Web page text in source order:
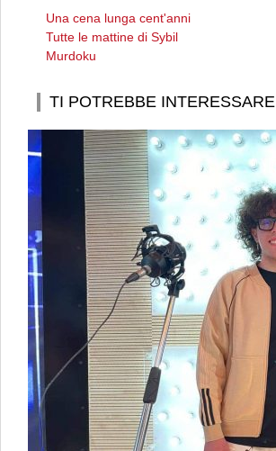
Una cena lunga cent'anni
Tutte le mattine di Sybil
Murdoku
TI POTREBBE INTERESSARE